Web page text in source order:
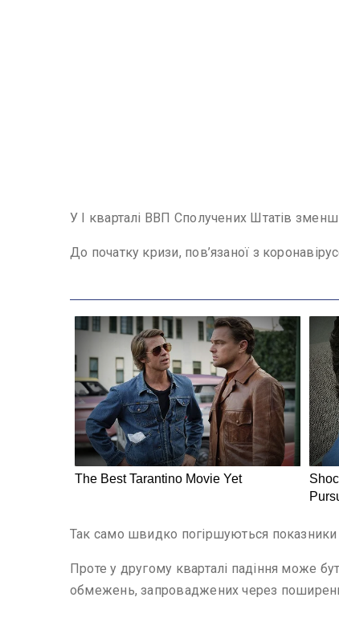
У І кварталі ВВП Сполучених Штатів
До початку кризи, пов’язаної з
Так само швидко погіршуються показники
Проте у другому кварталі падіння може
обмежень, запроваджених через